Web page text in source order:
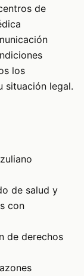
de
los
situación legal.
de salud y
con
de derechos